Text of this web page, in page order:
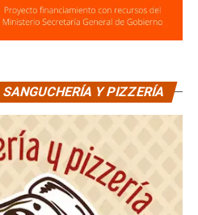
Y PIZZERÍA